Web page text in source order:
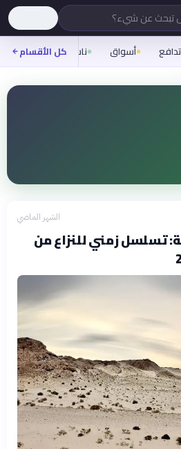
تبحث عن شيء؟
أسواق ناس روح
كل الأقسام
الشهر الماضي
تسلسل زمني للنزاع من